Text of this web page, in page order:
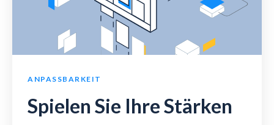
ANPASSBARKEIT
Spielen Sie Ihre Stärken